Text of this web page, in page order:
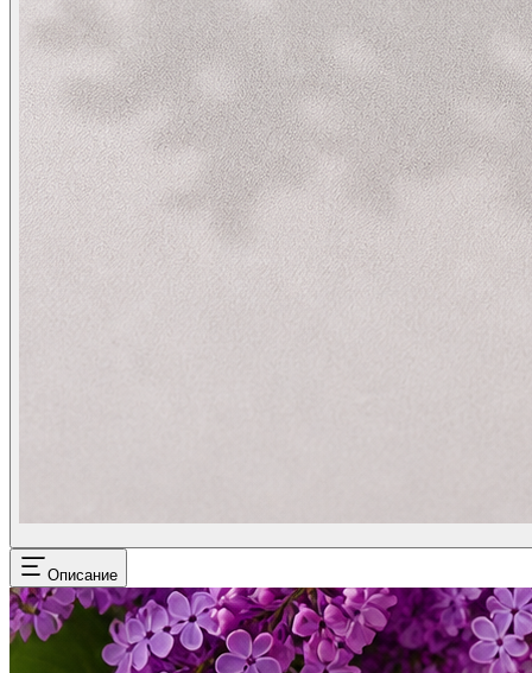
Описание